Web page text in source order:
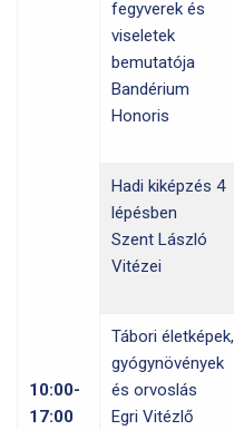
10:00-
17:00
fegyverek és
viseletek
bemutatója
Bandérium
Honoris
Hadi kiképzés 4
lépésben
Szent László
Vitézei
Tábori életképek,
gyógynövények
és orvoslás
Egri Vitézlő